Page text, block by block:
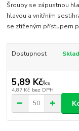
Šrouby se zápustnou
hlavou a vnitřním
se ztíženým přístupem
Dostupnost
5,89 Kč/ks
4,87 Kč bez DPH